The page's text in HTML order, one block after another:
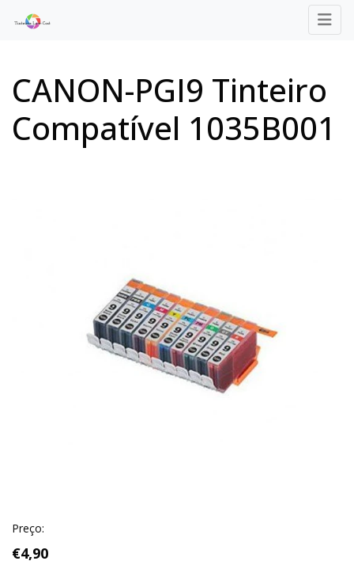
CANON-PGI9 Tinteiro
Compatível 1035B001
Preço:
€4,90